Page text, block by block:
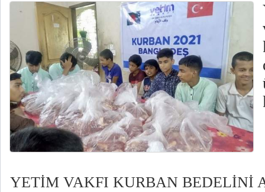
YETİM VAKFI KURBAN BEDELİNİ